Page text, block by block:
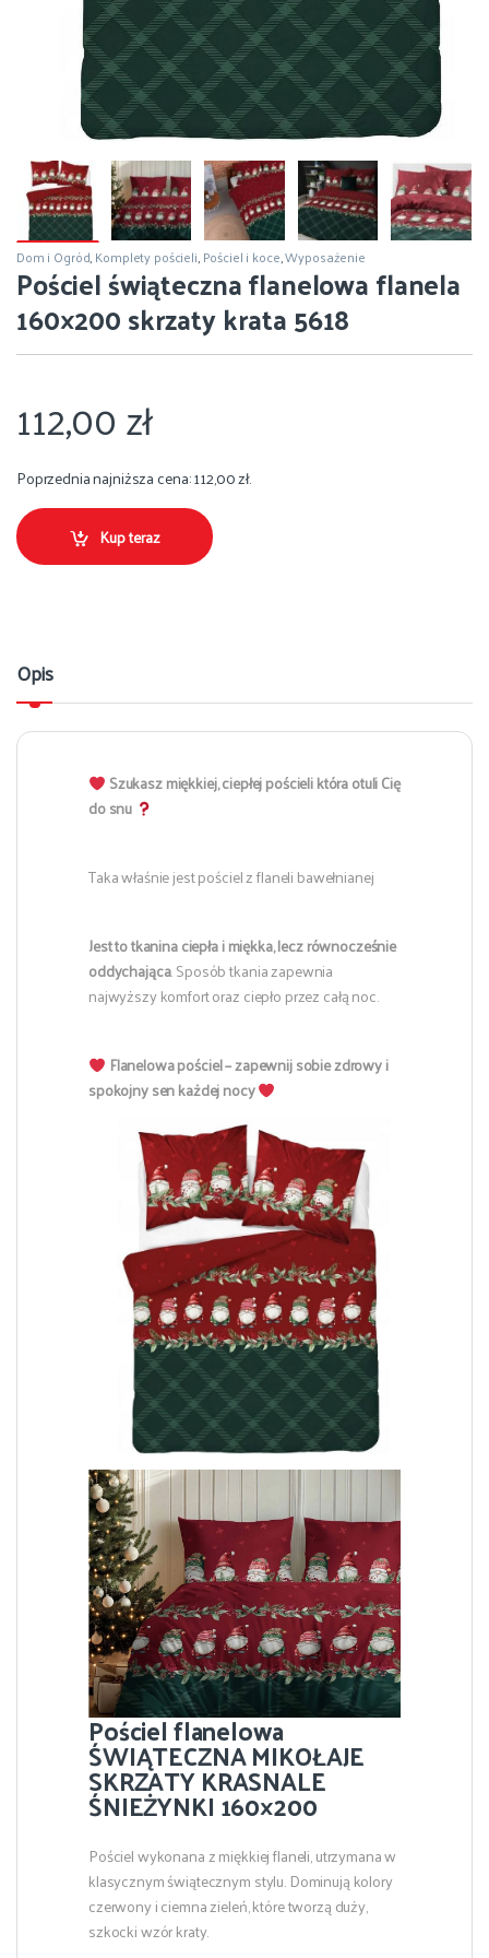
Dom i Ogród,Komplety pościeli,Pościel i koce,Wyposażenie
Pościel świąteczna flanelowa flanela
160×200 skrzaty krata 5618
112,00zł
Poprzednia najniższa cena:112,00zł.
Kup teraz
Opis
Szukasz miękkiej, ciepłej pościeli która otuli Cię
do snu
Taka właśnie jest pościel z flaneli bawełnianej
Jest to tkanina ciepła i miękka, lecz równocześnie
oddychająca. Sposób tkania zapewnia
najwyższy komfort oraz ciepło przez całą noc.
Flanelowa pościel – zapewnij sobie zdrowy i
spokojny sen każdej nocy
Pościel flanelowa
ŚWIĄTECZNA MIKOŁAJE
SKRZATY KRASNALE
ŚNIEŻYNKI 160×200
Pościel wykonana z miękkiej flaneli, utrzymana w
klasycznym świątecznym stylu. Dominują kolory
czerwony i ciemna zieleń, które tworzą duży,
szkocki wzór kraty.